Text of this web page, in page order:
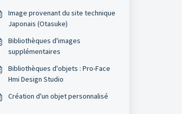
Image provenant du site technique
Japonais (Otasuke)
Bibliothèques d'images
supplémentaires
Bibliothèques d'objets : Pro-Face
Hmi Design Studio
Création d'un objet personnalisé